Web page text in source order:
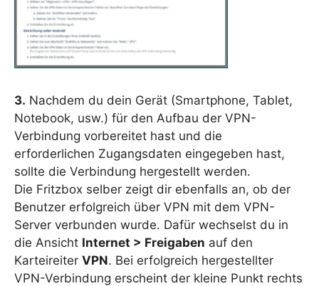
3. Nachdem du dein Gerät (Smartphone, Tablet,
Notebook, usw.) für den Aufbau der VPN-
Verbindung vorbereitet hast und die
erforderlichen Zugangsdaten eingegeben hast,
sollte die Verbindung hergestellt werden.
Die Fritzbox selber zeigt dir ebenfalls an, ob der
Benutzer erfolgreich über VPN mit dem VPN-
Server verbunden wurde. Dafür wechselst du in
die Ansicht Internet > Freigaben auf den
Karteireiter VPN. Bei erfolgreich hergestellter
VPN-Verbindung erscheint der kleine Punkt rechts